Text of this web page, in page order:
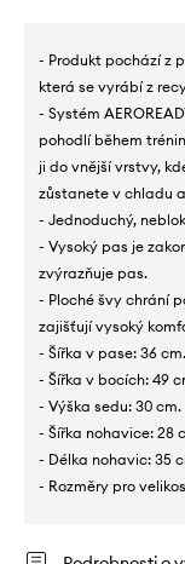
- Produkt pochází z
která se vyrábí z
- Systém
pohodlí během
ji do vnější vrstvy,
zůstanete v chladu
- Jednoduchý,
- Vysoký pas je
zvýrazňuje pas.
- Ploché švy chrání
zajišťují vysoký
- Šířka v pase: 36 cm.
- Šířka v bocích: 49
- Výška sedu: 30 cm.
- Šířka nohavice: 28
- Délka nohavic: 35
- Rozměry pro